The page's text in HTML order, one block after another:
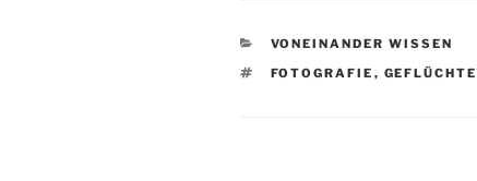
KATEGORIEN
VONEINANDER WISSEN
SCHLAGWÖRTER
FOTOGRAFIE ,